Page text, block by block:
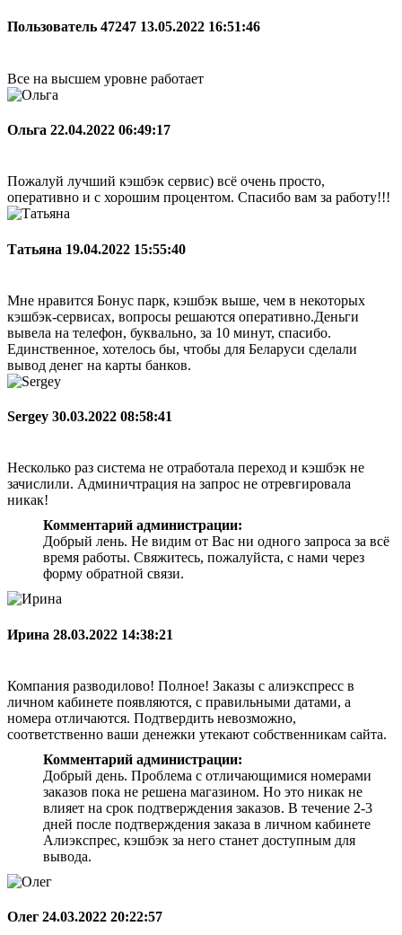
Пользователь 47247 13.05.2022 16:51:46
Все на высшем уровне работает
Ольга 22.04.2022 06:49:17
Пожалуй лучший кэшбэк сервис) всё очень просто,
оперативно и с хорошим процентом. Спасибо вам за работу!!!
Татьяна 19.04.2022 15:55:40
Мне нравится Бонус парк, кэшбэк выше, чем в некоторых
кэшбэк-сервисах, вопросы решаются оперативно.Деньги
вывела на телефон, буквально, за 10 минут, спасибо.
Единственное, хотелось бы, чтобы для Беларуси сделали
вывод денег на карты банков.
Sergey 30.03.2022 08:58:41
Несколько раз система не отработала переход и кэшбэк не
зачислили. Админичтрация на запрос не отревгировала
никак!
Комментарий администрации:
Добрый лень. Не видим от Вас ни одного запроса за всё
время работы. Свяжитесь, пожалуйста, с нами через
форму обратной связи.
Ирина 28.03.2022 14:38:21
Компания разводилово! Полное! Заказы с алиэкспресс в
личном кабинете появляются, с правильными датами, а
номера отличаются. Подтвердить невозможно,
соответственно ваши денежки утекают собственникам сайта.
Комментарий администрации:
Добрый день. Проблема с отличающимися номерами
заказов пока не решена магазином. Но это никак не
влияет на срок подтверждения заказов. В течение 2-3
дней после подтверждения заказа в личном кабинете
Алиэкспрес, кэшбэк за него станет доступным для
вывода.
Олег 24.03.2022 20:22:57